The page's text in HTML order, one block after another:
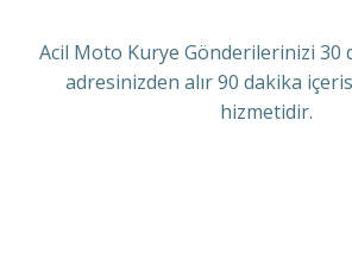
Acil Moto Kurye Gönderilerinizi 30
adresinizden alır 90 dakika
hizmetidir.